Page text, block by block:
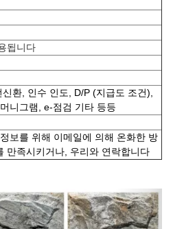
됩니다
환, 인수 인도, D/P (지급도 조건),
니그램, e-점검 기타 등등
보를 위해 이메일에 의해 온화한 방
만족시키거나, 우리와 연락합니다